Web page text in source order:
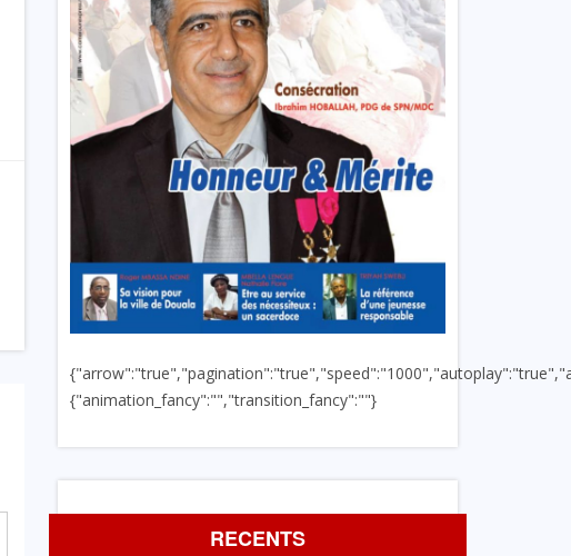
{"animation_fancy":"","transition_fancy":""}
RECENTS